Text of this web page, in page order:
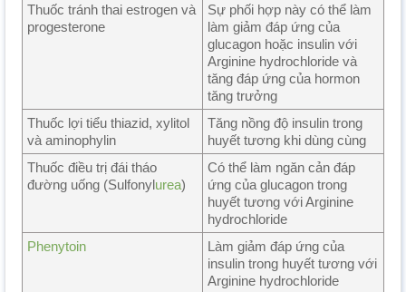
Thuốc tránh thai estrogen và
progesterone
Sự phối hợp này có thể làm
làm giảm đáp ứng của
glucagon hoặc insulin với
Arginine hydrochloride và
tăng đáp ứng của hormon
tăng trưởng
Thuốc lợi tiểu thiazid, xylitol
và aminophylin
Tăng nồng độ insulin trong
huyết tương khi dùng cùng
Thuốc điều trị đái tháo
đường uống (Sulfonylurea)
Có thể làm ngăn cản đáp
ứng của glucagon trong
huyết tương với Arginine
hydrochloride
Phenytoin
Làm giảm đáp ứng của
insulin trong huyết tương với
Arginine hydrochloride